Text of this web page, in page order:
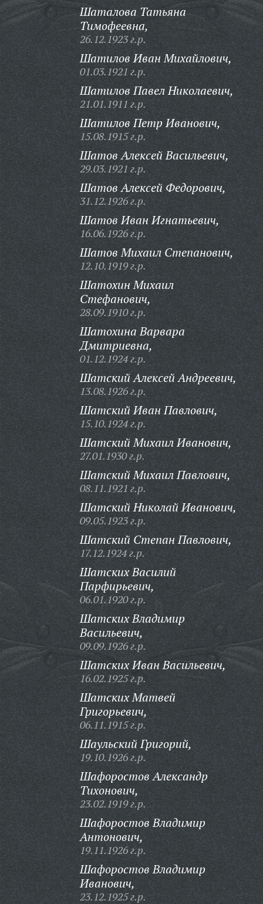
Шаталова Татьяна
Тимофеевна,
26.12.1923 г.р.
Шатилов Иван Михайлович,
01.03.1921 г.р.
Шатилов Павел Николаевич,
21.01.1911 г.р.
Шатилов Петр Иванович,
15.08.1915 г.р.
Шатов Алексей Васильевич,
29.03.1921 г.р.
Шатов Алексей Федорович,
31.12.1926 г.р.
Шатов Иван Игнатьевич,
16.06.1926 г.р.
Шатов Михаил Степанович,
12.10.1919 г.р.
Шатохин Михаил
Стефанович,
28.09.1910 г.р.
Шатохина Варвара
Дмитриевна,
01.12.1924 г.р.
Шатский Алексей Андреевич,
13.08.1926 г.р.
Шатский Иван Павлович,
15.10.1924 г.р.
Шатский Михаил Иванович,
27.01.1930 г.р.
Шатский Михаил Павлович,
08.11.1921 г.р.
Шатский Николай Иванович,
09.05.1923 г.р.
Шатский Степан Павлович,
17.12.1924 г.р.
Шатских Василий
Парфирьевич,
06.01.1920 г.р.
Шатских Владимир
Васильевич,
09.09.1926 г.р.
Шатских Иван Васильевич,
16.02.1925 г.р.
Шатских Матвей
Григорьевич,
06.11.1915 г.р.
Шаульский Григорий,
19.10.1926 г.р.
Шафоростов Александр
Тихонович,
23.02.1919 г.р.
Шафоростов Владимир
Антонович,
19.11.1926 г.р.
Шафоростов Владимир
Иванович,
23.12.1925 г.р.